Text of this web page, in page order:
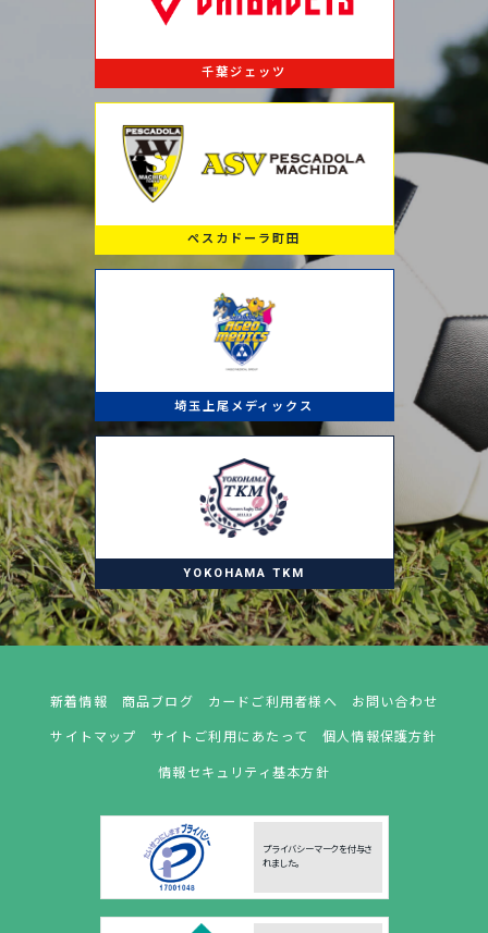
千葉ジェッツ
ペスカドーラ町田
埼玉上尾メディックス
YOKOHAMA TKM
新着情報 商品ブログ カードご利用者様へ
お問い合わせ
サイトマップ
サイトご利用にあたって
個人情報保護方針
情報セキュリティ基本方針
プライバシーマークを付与さ
れました。